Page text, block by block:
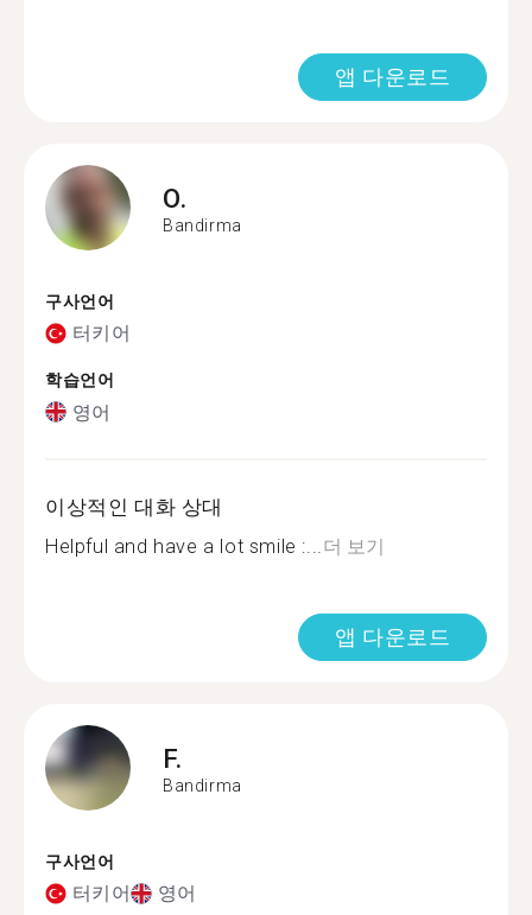
앱 다운로드
O.
Bandirma
구사언어
터키어
학습언어
영어
이상적인 대화 상대
Helpful and have a lot smile :... 더 보기
앱 다운로드
F.
Bandirma
구사언어
터키어 영어